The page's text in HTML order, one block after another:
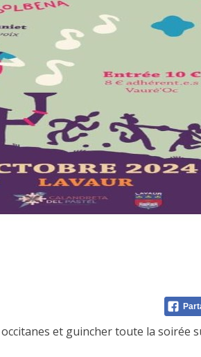
et guincher toute la soirée